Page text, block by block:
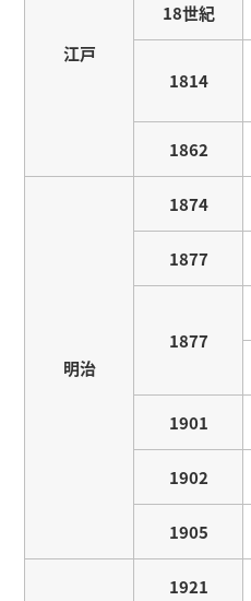
江戸
18世紀
1814
1862
明治
1874
1877
1877
1901
1902
1905
1921